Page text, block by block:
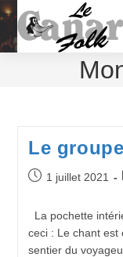
Skip
to
content
Le
Publication
1 juillet 2021
La pochette
ceci : Le chant est
sentier du